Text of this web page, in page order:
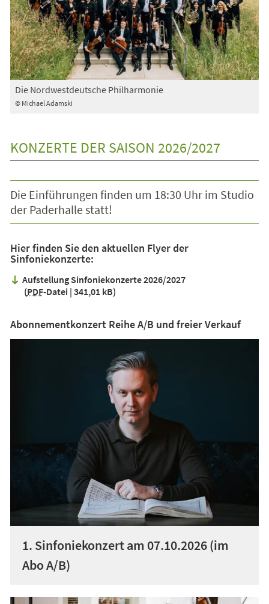
© Michael Adamski
Die Nordwestdeutsche Philharmonie
KONZERTE DER SAISON 2026/2027
Die Einführungen finden um 18:30 Uhr im Studio
der Paderhalle statt!
Hier finden Sie den aktuellen Flyer der
Sinfoniekonzerte:
Aufstellung Sinfoniekonzerte 2026/2027
PDF-Datei 341,01 kB
Abonnementkonzert Reihe A/B und freier Verkauf
1. Sinfoniekonzert am 07.10.2026 (im
Abo A/B)